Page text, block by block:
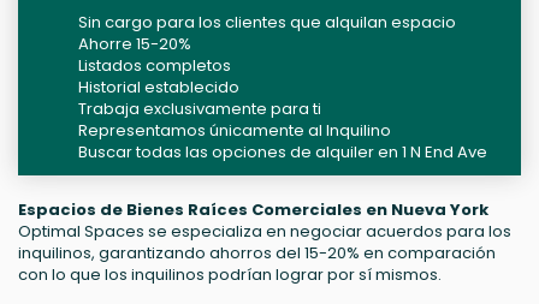
Sin cargo para los clientes que alquilan espacio
Ahorre 15-20%
Listados completos
Historial establecido
Trabaja exclusivamente para ti
Representamos únicamente al Inquilino
Buscar todas las opciones de alquiler en 1 N End Ave
Espacios de Bienes Raíces Comerciales en Nueva York
Optimal Spaces se especializa en negociar acuerdos para los
inquilinos, garantizando ahorros del 15-20% en comparación
con lo que los inquilinos podrían lograr por sí mismos.